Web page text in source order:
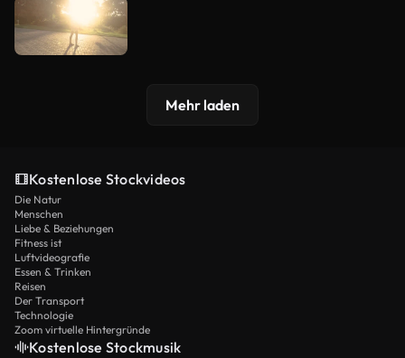
Mehr laden
Kostenlose Stockvideos
Die Natur
Menschen
Liebe & Beziehungen
Fitness ist
Luftvideografie
Essen & Trinken
Reisen
Der Transport
Technologie
Zoom virtuelle Hintergründe
Kostenlose Stockmusik